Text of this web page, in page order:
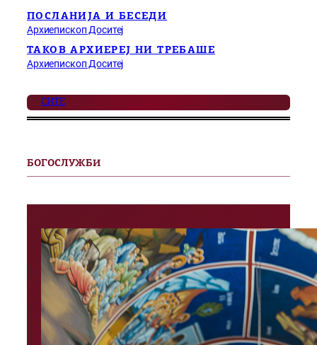
ПОСЛАНИЈА И БЕСЕДИ
Архиепископ Доситеј
ТАКОВ АРХИЕРЕЈ НИ ТРЕБАШЕ
Архиепископ Доситеј
СИТЕ
БОГОСЛУЖБИ